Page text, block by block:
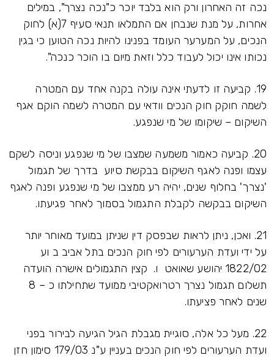
נכה זה האחרון ורק הוא בלבד יוכר כ"נכה נצרך", במילים
אחרות, על מנת שנבחן אם התמלאו תנאי סעיף 7(א) לחוק
הנכים, על המערער העומד בפנינו להיות נכה הטוען כי בגין
נכותו אינו יכול לעבוד כלל וזאת מיום בו הוכר כנכה".
19. קביעה זו לדעתי אינה עולה בקנה אחד עם המטרה
לשמה חוקק חוק הנכים וודאי עם המטרה לשמה הוקם אגף
השיקום – שיקומו של מי שנפגע.
20. קביעה כאמור משמעה שמצבו של מי שנפגע וניסה לשקם
עצמו ופנה לאגף השיקום בבקשת סיוע בדרך של תגמול
'נצרך' בחלוף שנים, יהיה רע ממצבו של מי שנפגע ופנה לאגף
השיקום בבקשה לקבלת התגמול בסמוך לאחר פגיעתו.
21. ואכן, ניתן לראות שבפסק דין שניתן במועד מאוחר יותר
על ידי ועדת הערעורים לפי חוק הנכים בתל אביב ב וע
1822/02 יהושע שאואט ו. קצין התגמולים אישרה הועדה
תשלום תגמול נצרך רטרואקטיבי ממועד שתחילתו כ – 8
שנים לאחר פציעתו.
22. מעל כל אלה, סוגיית מגבלת הגיל הגיעה לבירור בפני
ועדת הערעורים לפי חוק הנכים בעניין ע"נ 179/03 סימון חזן